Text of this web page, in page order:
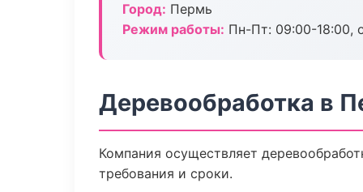
Город: Пермь
Режим работы: Пн-Пт: 09:00-18:00,
Деревообработка в
Компания осуществляет
требования и сроки.